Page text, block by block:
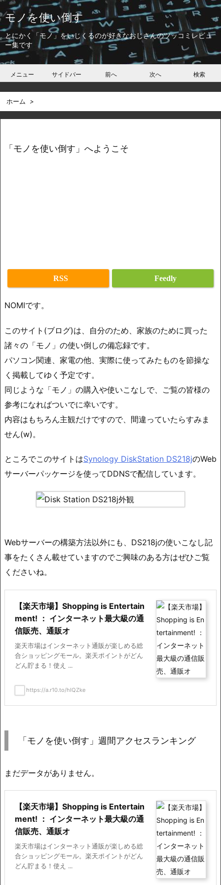
モノを使い倒す
とにかく「モノ」をいじくるのが好きなおじさんのツッコミレビュ
ー集です
メニュー サイドバー 前へ 次へ 検索
ホーム >
「モノを使い倒す」へようこそ
RSS Feedly
NOMIです。
このサイト(ブログ)は、自分のため、家族のために買った
諸々の「モノ」の使い倒しの備忘録です。
パソコン関連、家電の他、実際に使ってみたものを節操な
く掲載してゆく予定です。
同じような「モノ」の購入や使いこなしで、ご覧の皆様の
参考になればついでに幸いです。
内容はもちろん主観だけですので、間違っていたらすみま
せん(w)。
ところでこのサイトはSynology DiskStation DS218jのWeb
サーバーパッケージを使ってDDNSで配信しています。
Webサーバーの構築方法以外にも、DS218jの使いこなし記
事をたくさん載せていますのでご興味のある方はぜひご覧
くださいね。
【楽天市場】Shopping is Entertain
ment! ： インターネット最大級の通
信販売、通販オ
楽天市場はインターネット通販が楽しめる総
合ショッピングモール。楽天ポイントがどん
どん貯まる！使え ...
https://a.r10.to/hIQZke
「モノを使い倒す」週間アクセスランキング
まだデータがありません。
【楽天市場】Shopping is Entertain
ment! ： インターネット最大級の通
信販売、通販オ
楽天市場はインターネット通販が楽しめる総
合ショッピングモール。楽天ポイントがどん
どん貯まる！使え ...